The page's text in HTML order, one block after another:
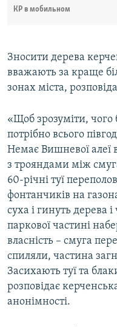
КР в мобильном
Зносити дерева
вважають за краще
зонах міста,
«Щоб зрозуміти, чого
потрібно всього
Немає Вишневої
з трояндами між
60-річні туї
фонтанчиків на
суха і гинуть дерева
паркової частині
власність – смуга
спиляли, частина
Засихають туї та
розповідає
анонімності.